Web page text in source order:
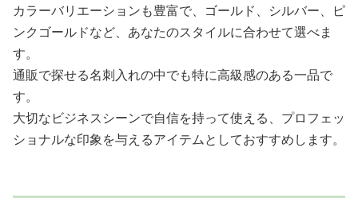
カラーバリエーションも豊富で、ゴールド、シルバー、ピ
ンクゴールドなど、あなたのスタイルに合わせて選べま
す。
通販で探せる名刺入れの中でも特に高級感のある一品で
す。
大切なビジネスシーンで自信を持って使える、プロフェッ
ショナルな印象を与えるアイテムとしておすすめします。